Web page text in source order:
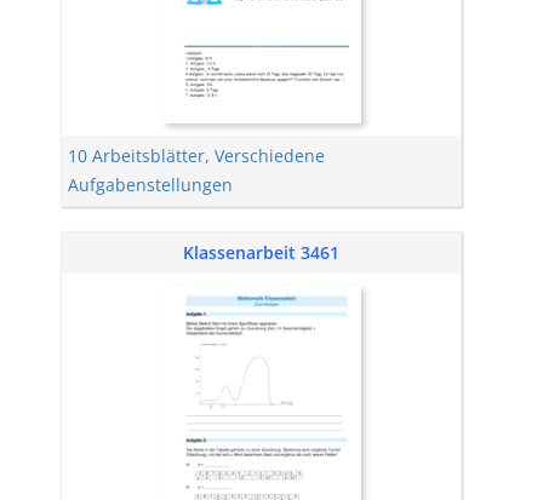
10 Arbeitsblätter, Verschiedene
Aufgabenstellungen
Klassenarbeit 3461